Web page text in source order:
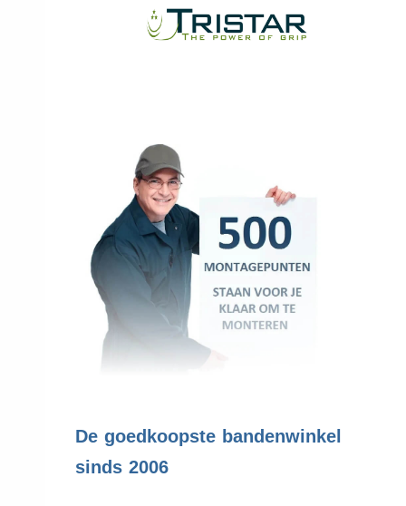
De goedkoopste bandenwinkel
sinds 2006